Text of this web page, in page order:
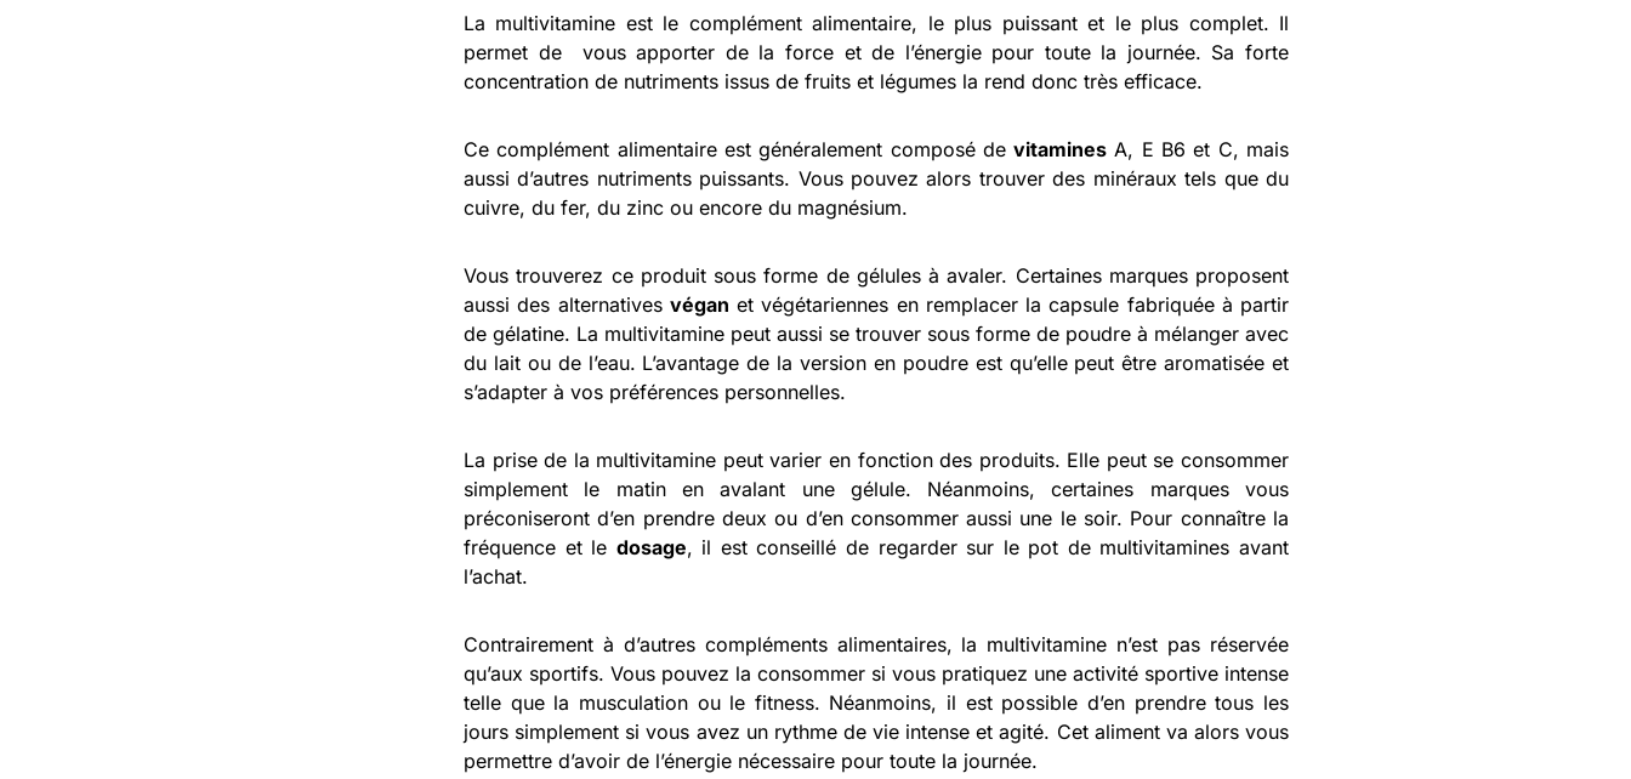
La multivitamine est le complément alimentaire, le plus puissant et le plus complet. Il
permet de vous apporter de la force et de l’énergie pour toute la journée. Sa forte
concentration de nutriments issus de fruits et légumes la rend donc très efficace.
Ce complément alimentaire est généralement composé devitamines A, E B6 et C, mais
aussi d’autres nutriments puissants. Vous pouvez alors trouver des minéraux tels que du
cuivre, du fer, du zinc ou encore du magnésium.
Vous trouverez ce produit sous forme de gélules à avaler. Certaines marques proposent
aussi des alternatives végan et végétariennes en remplacer la capsule fabriquée à partir
de gélatine. La multivitamine peut aussi se trouver sous forme de poudre à mélanger avec
du lait ou de l’eau. L’avantage de la version en poudre est qu’elle peut être aromatisée et
s’adapter à vos préférences personnelles.
La prise de la multivitamine peut varier en fonction des produits. Elle peut se consommer
simplement le matin en avalant une gélule. Néanmoins, certaines marques vous
préconiseront d’en prendre deux ou d’en consommer aussi une le soir. Pour connaître la
fréquence et le dosage, il est conseillé de regarder sur le pot de multivitamines avant
l’achat.
Contrairement à d’autres compléments alimentaires, la multivitamine n’est pas réservée
qu’aux sportifs. Vous pouvez la consommer si vous pratiquez une activité sportive intense
telle que la musculation ou le fitness. Néanmoins, il est possible d’en prendre tous les
jours simplement si vous avez un rythme de vie intense et agité. Cet aliment va alors vous
permettre d’avoir de l’énergie nécessaire pour toute la journée.